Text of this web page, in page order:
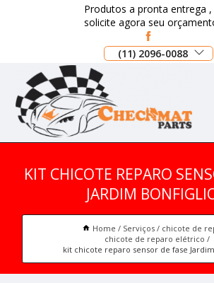
Produtos a pronta entrega ,
solicite agora seu
(11) 2096-0088
KIT CHICOTE REPARO
JARDIM
Home Serviços
chicote de
chicote de reparo elétrico
kit chicote reparo sensor de fase